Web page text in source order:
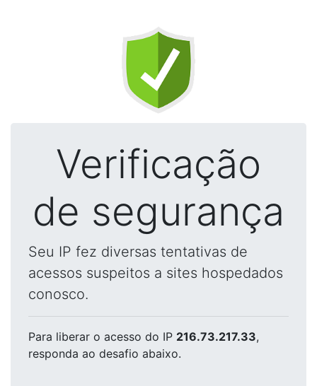
Verificação
de segurança
Seu IP fez diversas tentativas de
acessos suspeitos a sites hospedados
conosco.
Para liberar o acesso do IP 216.73.217.33,
responda ao desafio abaixo.